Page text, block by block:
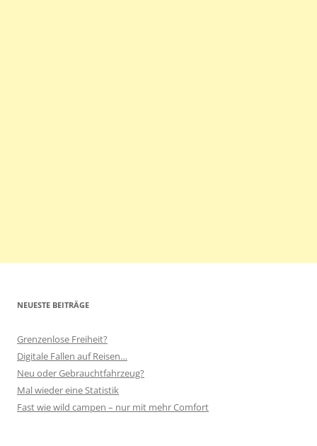
NEUESTE BEITRÄGE
Grenzenlose Freiheit?
Digitale Fallen auf Reisen…
Neu oder Gebrauchtfahrzeug?
Mal wieder eine Statistik
Fast wie wild campen – nur mit mehr Comfort